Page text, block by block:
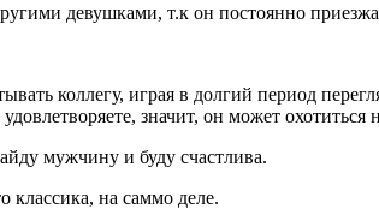
девушками, т.к он постоянно
коллегу, играя в долгий период
значит, он может охотиться
мужчину и буду счастлива.
классика, на саммо деле.